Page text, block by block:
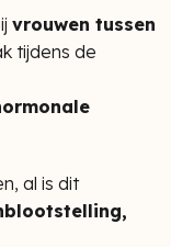
vrouwen tussen
tijdens de
al is dit